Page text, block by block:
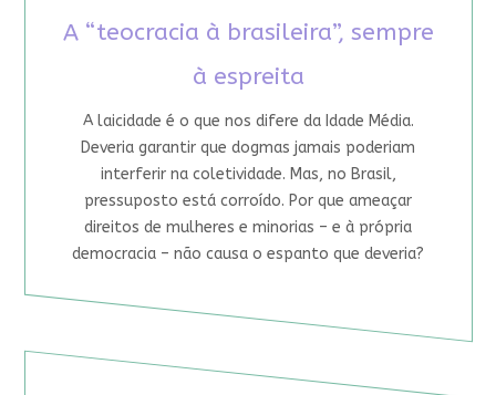
A “teocracia à brasileira”, sempre
à espreita
A laicidade é o que nos difere da Idade Média.
Deveria garantir que dogmas jamais poderiam
interferir na coletividade. Mas, no Brasil,
pressuposto está corroído. Por que ameaçar
direitos de mulheres e minorias – e à própria
democracia – não causa o espanto que deveria?